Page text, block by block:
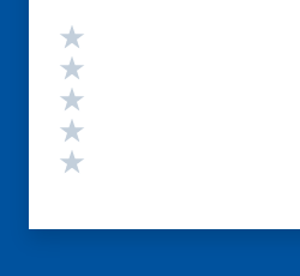
Valutazione